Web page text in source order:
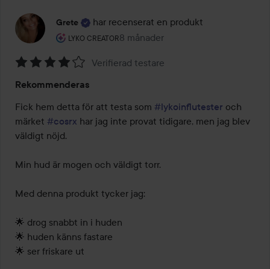
Grete har recenserat en produkt
LYKO CREATOR
Användarens roll: Lyko Creator.
8 månader
Inlägget skapades 8 månader
4
av
5
Verifierad testare
Rekommenderas
Fick hem detta för att testa som #lykoinflutester och
märket #cosrx har jag inte provat tidigare, men jag blev
väldigt nöjd.
Min hud är mogen och väldigt torr.
Med denna produkt tycker jag:
🌟 drog snabbt in i huden
🌟 huden känns fastare
🌟 ser friskare ut